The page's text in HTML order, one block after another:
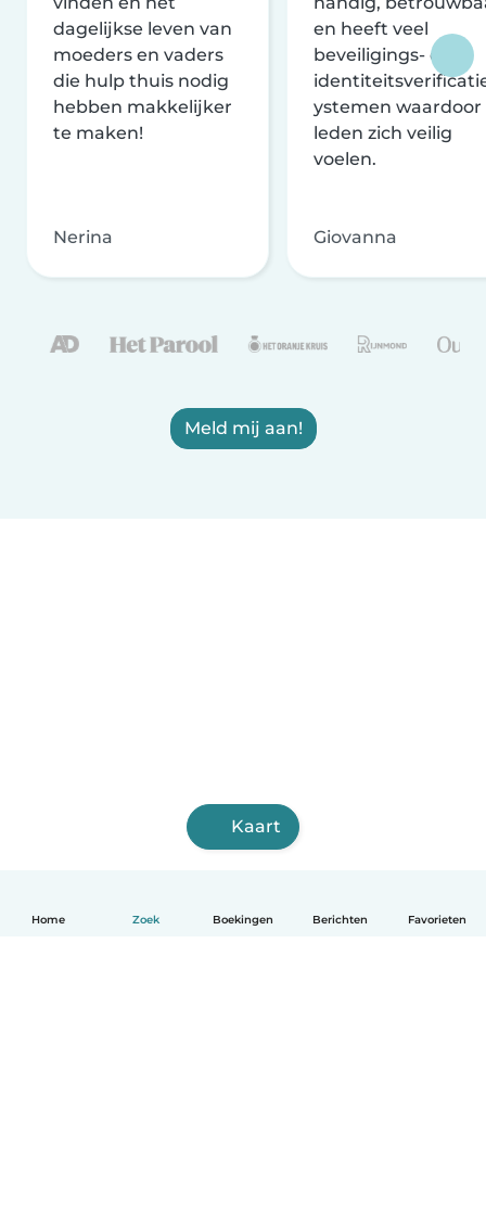
Home Zoek Boekingen Berichten Favorieten
dagelijkse leven van
moeders en vaders
die hulp thuis nodig
hebben makkelijker
te maken!
Nerina
en heeft veel
beveiligings- en
ystemen waardoor
leden zich veilig
voelen.
Giovanna
Meld mij aan!
Kaart